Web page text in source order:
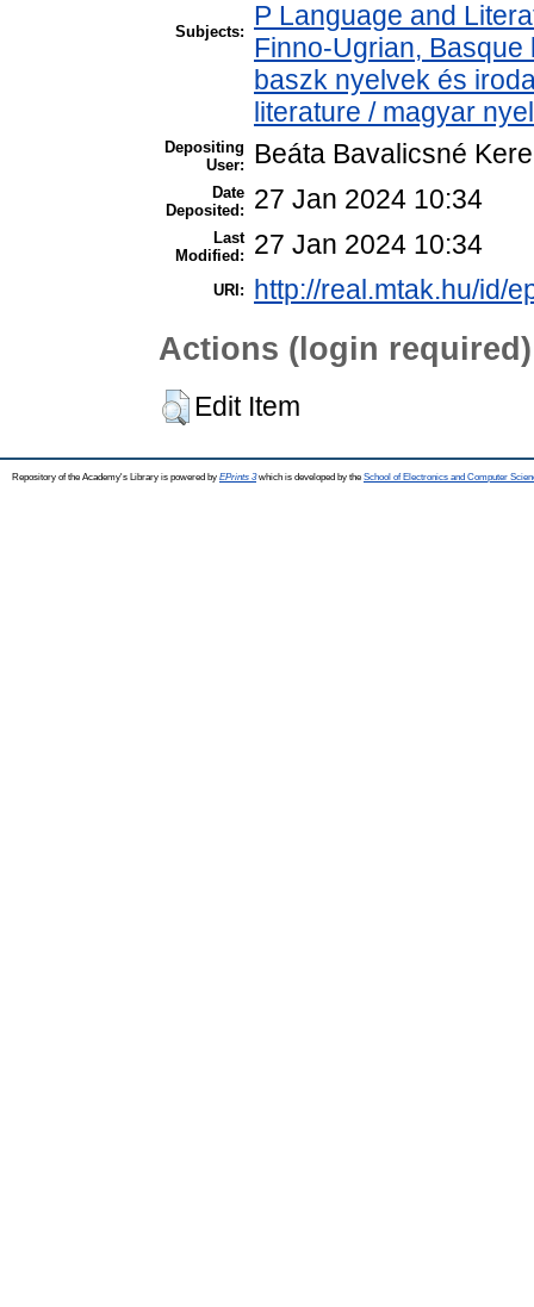
Subjects:
P Language and
Finno-Ugrian,
baszk nyelvek és
literature / magyar
Depositing
User:
Beáta Bavalicsné
Date
Deposited:
27 Jan 2024 10:34
Last
Modified:
27 Jan 2024 10:34
URI: http://real.mtak.hu/id/
Actions (login required)
Edit Item
Repository of the Academy's Library is powered by EPrints 3which is developed by the School of Electronics and Computer